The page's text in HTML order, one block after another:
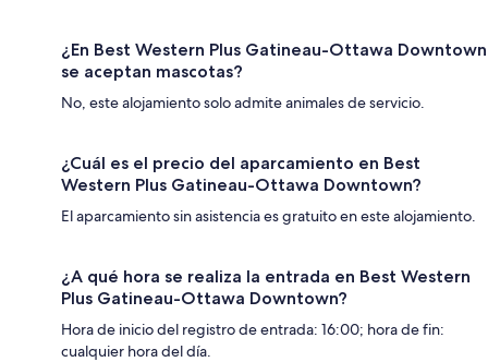
¿En Best Western Plus Gatineau-Ottawa Downtown
se aceptan mascotas?
No, este alojamiento solo admite animales de servicio.
¿Cuál es el precio del aparcamiento en Best
Western Plus Gatineau-Ottawa Downtown?
El aparcamiento sin asistencia es gratuito en este alojamiento.
¿A qué hora se realiza la entrada en Best Western
Plus Gatineau-Ottawa Downtown?
Hora de inicio del registro de entrada: 16:00; hora de fin:
cualquier hora del día.